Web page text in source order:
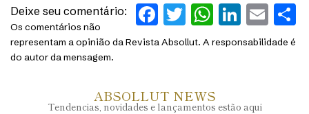
Facebook
Twitter
Deixe seu comentário:
Os comentários não
representam a opinião da Revista Absollut. A responsabilidade é
do autor da mensagem.
ABSOLLUT NEWS
Tendencias, novidades e lançamentos estão aqui